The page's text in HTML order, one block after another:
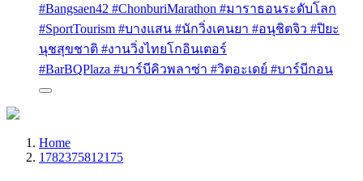
#Bangsaen42 #ChonburiMarathon #มาราธอนระดับโลก
#SportTourism #บางแสน #นักวิ่งเคนยา #อนุชิตจิว #ปิยะ
นุชสุขชาติ #งานวิ่งไทยโกอินเตอร์
#BarBQPlaza #บาร์บีคิวพลาซ่า #วิตอะเดย์ #บาร์บีกอน
Home
1782375812175